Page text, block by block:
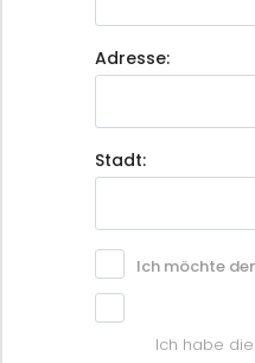
Adresse:
Stadt:
Ich möchte
Ich habe die